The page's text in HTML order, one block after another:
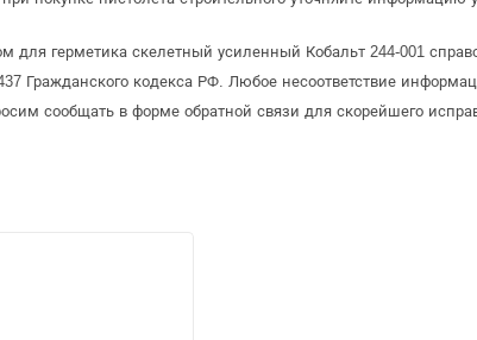
для герметика скелетный усиленный Кобальт 244-001
Гражданского кодекса РФ. Любое несоответствие
сообщать в форме обратной связи для скорейшего